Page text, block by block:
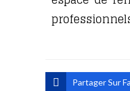
Partager Sur